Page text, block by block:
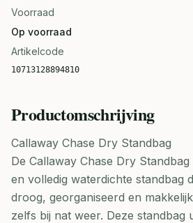
Voorraad
Op voorraad
Artikelcode
10713128894810
Productomschrijving
Callaway Chase Dry Standbag
De Callaway Chase Dry
en volledig waterdichte standbag
droog, georganiseerd en
zelfs bij nat weer. Deze standbag